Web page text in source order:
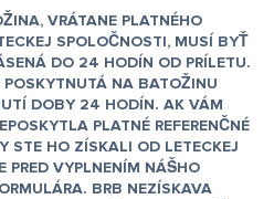
VRÁTANE PLATNÉHO
SPOLOČNOSTI, MUSÍ BYŤ
DO 24 HODÍN OD PRÍLETU.
NA BATOŽINU
DOBY 24 HODÍN. AK VÁM
PLATNÉ REFERENČNÉ
STE HO ZÍSKALI OD LETECKEJ
PRED VYPLNENÍM NÁŠHO
BRB NEZÍSKAVA